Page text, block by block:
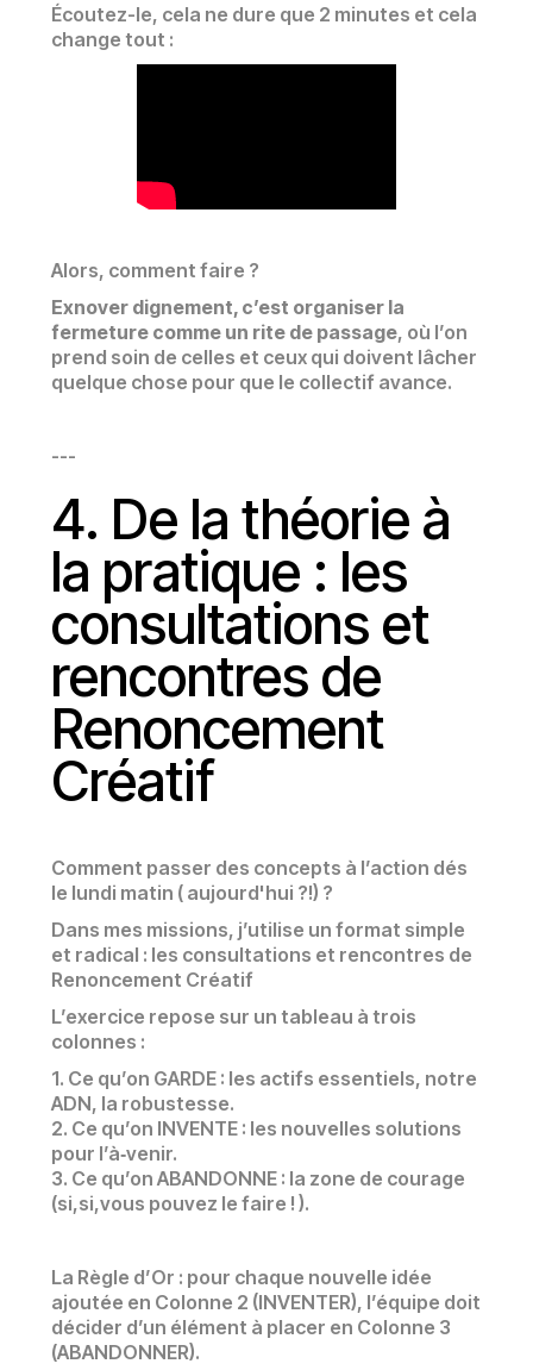
Écoutez-le, cela ne dure que 2 minutes et cela
change tout :
Alors, comment faire ?
Exnover dignement, c’est organiser la
fermeture comme un rite de passage, où l’on
prend soin de celles et ceux qui doivent lâcher
quelque chose pour que le collectif avance.
---
4. De la théorie à
la pratique : les
consultations et
rencontres de
Renoncement
Créatif
Comment passer des concepts à l’action dés
le lundi matin ( aujourd'hui ?!) ?
Dans mes missions, j’utilise un format simple
et radical : les consultations et rencontres de
Renoncement Créatif
L’exercice repose sur un tableau à trois
colonnes :
1. Ce qu’on GARDE : les actifs essentiels, notre
ADN, la robustesse.
2. Ce qu’on INVENTE : les nouvelles solutions
pour l’à‑venir.
3. Ce qu’on ABANDONNE : la zone de courage
(si,si,vous pouvez le faire ! ).
La Règle d’Or : pour chaque nouvelle idée
ajoutée en Colonne 2 (INVENTER), l’équipe doit
décider d’un élément à placer en Colonne 3
(ABANDONNER).